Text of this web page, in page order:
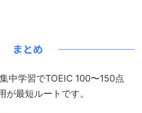
まとめ
中学習でTOEIC 100〜150点
が最短ルートです。